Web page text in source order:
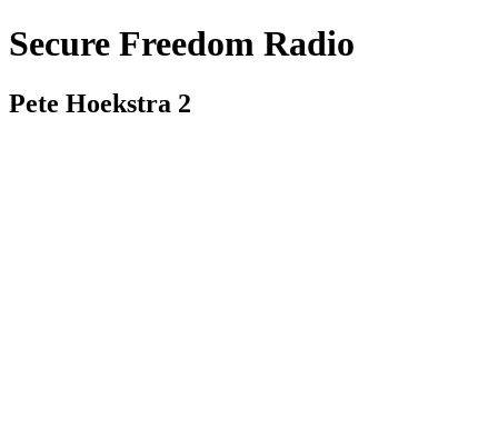
Secure Freedom Radio
Pete Hoekstra 2